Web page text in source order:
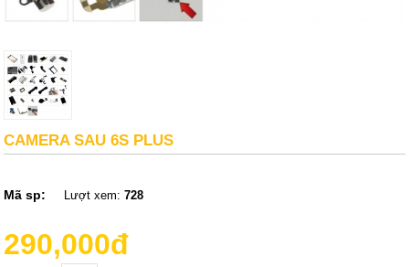
CAMERA SAU 6S PLUS
Mã sp: Lượt xem:728
290,000đ